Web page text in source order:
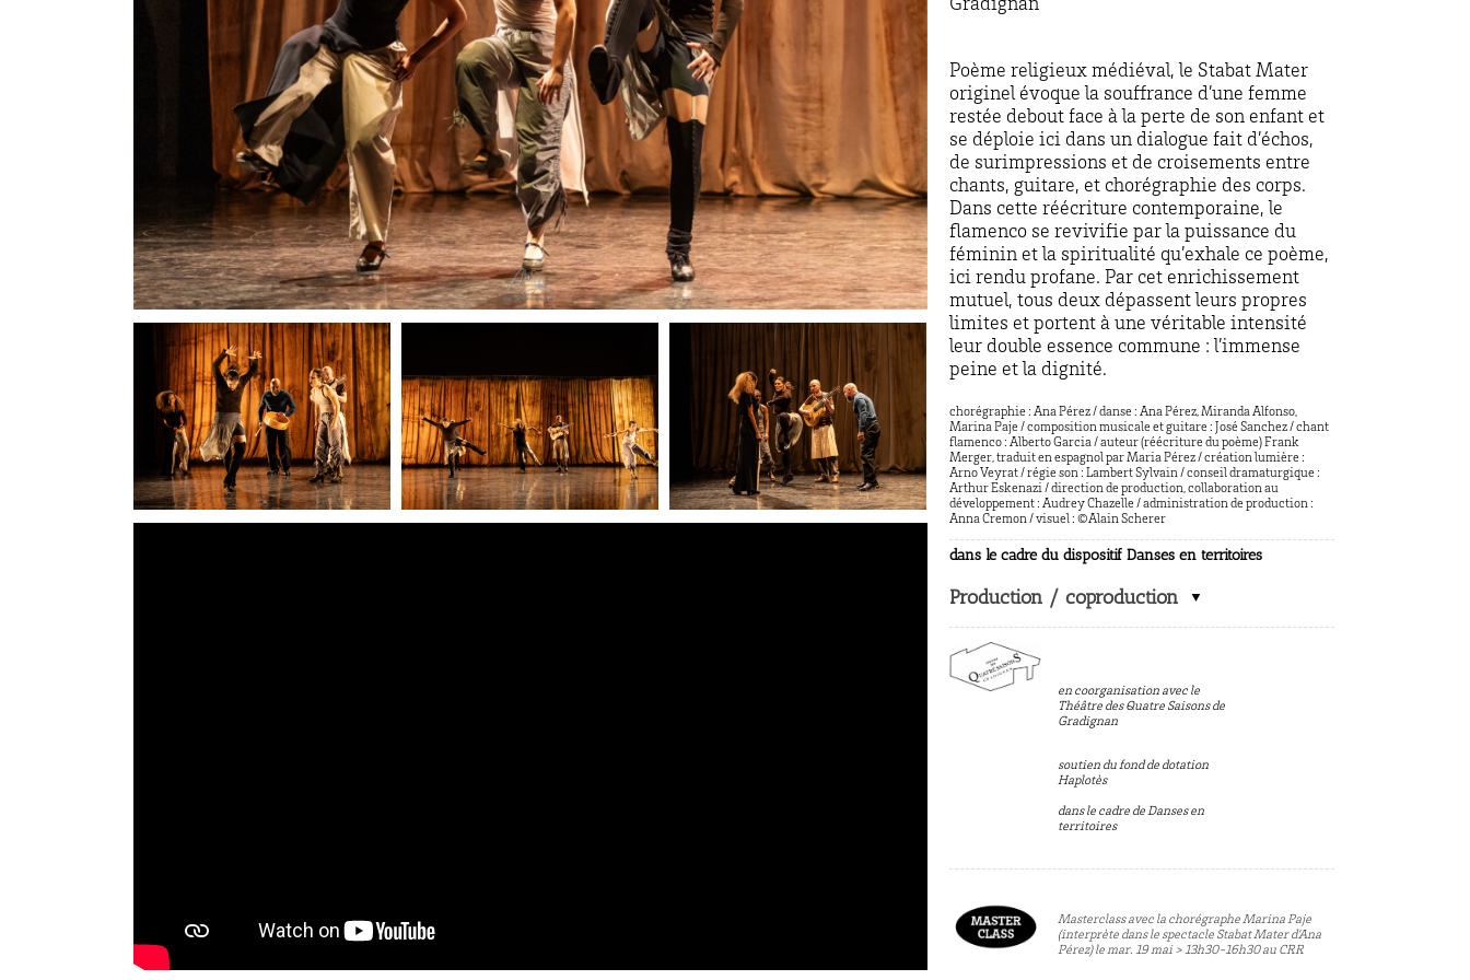
Gradignan
Poème religieux médiéval, le Stabat Mater
originel évoque la souffrance d’une femme
restée debout face à la perte de son enfant et
se déploie ici dans un dialogue fait d’échos,
de surimpressions et de croisements entre
chants, guitare, et chorégraphie des corps.
Dans cette réécriture contemporaine, le
flamenco se revivifie par la puissance du
féminin et la spiritualité qu’exhale ce poème,
ici rendu profane. Par cet enrichissement
mutuel, tous deux dépassent leurs propres
limites et portent à une véritable intensité
leur double essence commune : l’immense
peine et la dignité.
chorégraphie : Ana Pérez/ danse : Ana Pérez, Miranda Alfonso,
Marina Paje / composition musicale et guitare : José Sanchez/ chant
flamenco : Alberto Garcia/ auteur (réécriture du poème) Frank
Merger, traduit en espagnol par Maria Pérez/ création lumière :
Arno Veyrat/ régie son : Lambert Sylvain/ conseil dramaturgique :
Arthur Eskenazi/ direction de production, collaboration au
développement : Audrey Chazelle / administration de production :
Anna Cremon/ visuel : ©Alain Scherer
dans le cadre du dispositif Danses en territoires
Production / coproduction
en coorganisation avec le
Théâtre des Quatre Saisons de
Gradignan
soutien du fond de dotation
Haplotès
dans le cadre de Danses en
territoires
Masterclass avec la chorégraphe Marina Paje
(interprète dans le spectacle Stabat Mater d’Ana
Pérez) le mar. 19 mai > 13h30-16h30 au CRR